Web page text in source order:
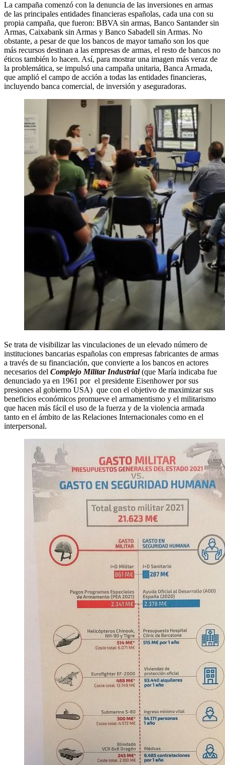
La campaña comenzó con la denuncia de las inversiones en armas
de las principales entidades financieras españolas, cada una con su
propia campaña, que fueron: BBVA sin armas, Banco Santander sin
Armas, Caixabank sin Armas y Banco Sabadell sin Armas. No
obstante, a pesar de que los bancos de mayor tamaño son los que
más recursos destinan a las empresas de armas, el resto de bancos no
éticos también lo hacen. Así, para mostrar una imagen más veraz de
la problemática, se impulsó una campaña unitaria, Banca Armada,
que amplió el campo de acción a todas las entidades financieras,
incluyendo banca comercial, de inversión y aseguradoras.
Se trata de visibilizar las vinculaciones de un elevado número de
instituciones bancarias españolas con empresas fabricantes de armas
a través de su financiación, que convierte a los bancos en actores
necesarios del Complejo Militar Industrial(que María indicaba fue
denunciado ya en 1961 por el presidente Eisenhower por sus
presiones al gobierno USA) que con el objetivo de maximizar sus
beneficios económicos promueve el armamentismo y el militarismo
que hacen más fácil el uso de la fuerza y de la violencia armada
tanto en el ámbito de las Relaciones Internacionales como en el
interpersonal.